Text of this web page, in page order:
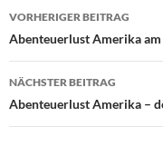
VORHERIGER BEITRAG
Abenteuerlust Amerika am
NÄCHSTER BEITRAG
Abenteuerlust Amerika –